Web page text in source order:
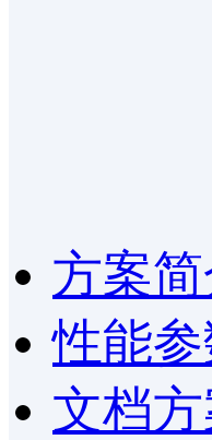
方案
性能
文档